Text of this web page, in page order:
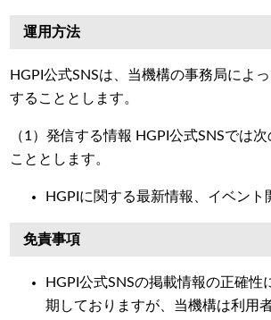
運用方法
HGPI公式SNSは、当機構の事務局によ
することとします。
（1）発信する情報 HGPI公式SNSでは
こととします。
HGPIに関する最新情報、イベント
免責事項
HGPI公式SNSの掲載情報の正確性
期しておりますが、当機構は利用